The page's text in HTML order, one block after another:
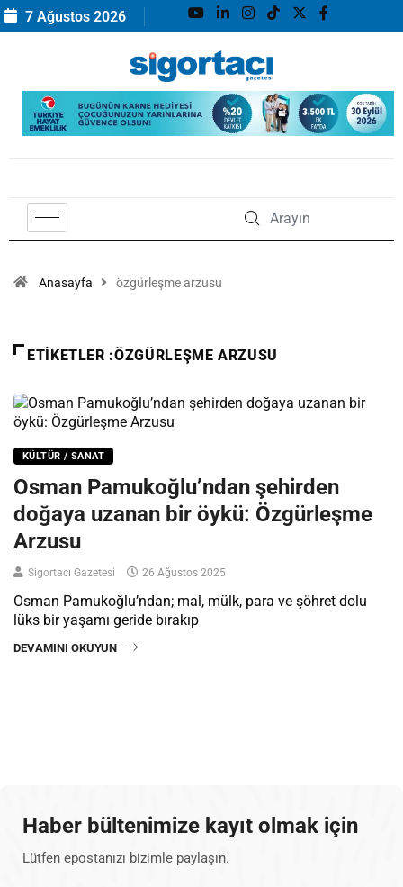
7 Ağustos 2026
Anasayfa özgürleşme arzusu
ETIKETLER :ÖZGÜRLEŞME ARZUSU
KÜLTÜR / SANAT
Osman Pamukoğlu’ndan şehirden
doğaya uzanan bir öykü: Özgürleşme
Arzusu
Sigortacı Gazetesi 26 Ağustos 2025
Osman Pamukoğlu’ndan; mal, mülk, para ve şöhret dolu
lüks bir yaşamı geride bırakıp
DEVAMINI OKUYUN
Haber bültenimize kayıt olmak için
Lütfen epostanızı bizimle paylaşın.